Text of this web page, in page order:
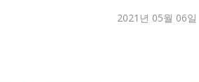
2021년 05월 06일